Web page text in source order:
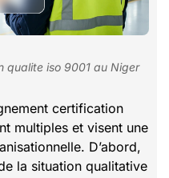
qualite iso 9001 au Niger
certification
multiples et visent une
D’abord,
la situation qualitative